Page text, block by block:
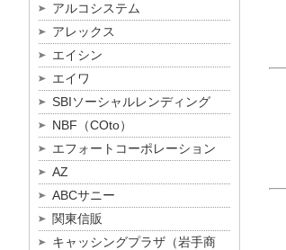
アルコシステム
アレックス
エイシン
エイワ
SBIソーシャルレンディング
NBF（COto）
エフォートコーポレーション
AZ
ABCサニー
関東信販
キャッシングプラザ（岩手商